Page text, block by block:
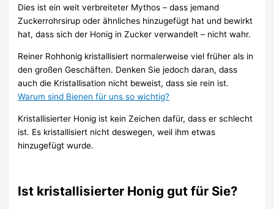
Dies ist ein weit verbreiteter Mythos – dass jemand
Zuckerrohrsirup oder ähnliches hinzugefügt hat und bewirkt
hat, dass sich der Honig in Zucker verwandelt – nicht wahr.
Reiner Rohhonig kristallisiert normalerweise viel früher als in
den großen Geschäften. Denken Sie jedoch daran, dass
auch die Kristallisation nicht beweist, dass sie rein ist.
Warum sind Bienen für uns so wichtig?
Kristallisierter Honig ist kein Zeichen dafür, dass er schlecht
ist. Es kristallisiert nicht deswegen, weil ihm etwas
hinzugefügt wurde.
Ist kristallisierter Honig gut für Sie?